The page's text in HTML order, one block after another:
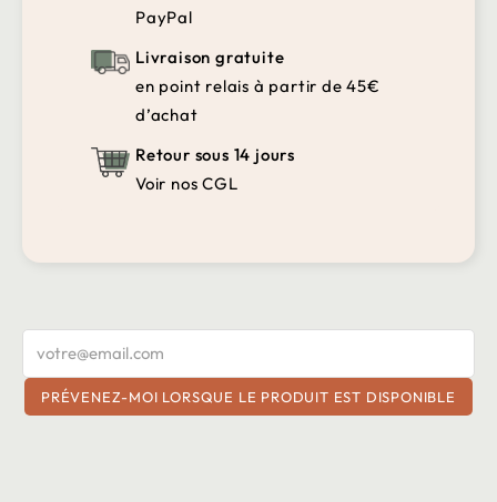
PayPal
Livraison gratuite
en point relais à partir de 45€
d’achat
Retour sous 14 jours
Voir nos CGL
PRÉVENEZ-MOI LORSQUE LE PRODUIT EST DISPONIBLE